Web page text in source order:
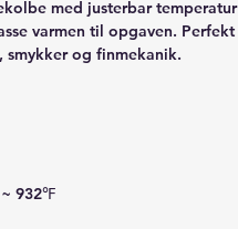
med justerbar temperatur
varmen til opgaven. Perfekt
og finmekanik.
932℉